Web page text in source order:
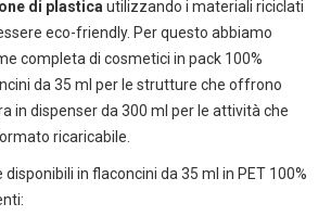
di plasticautilizzando i materiali riciclati
eco-friendly. Per questo abbiamo
completa di cosmetici in pack 100%
da 35 ml per le strutture che offrono
in dispenser da 300 ml per le attività che
ricaricabile.
disponibili in flaconcini da 35 ml in PET 100%